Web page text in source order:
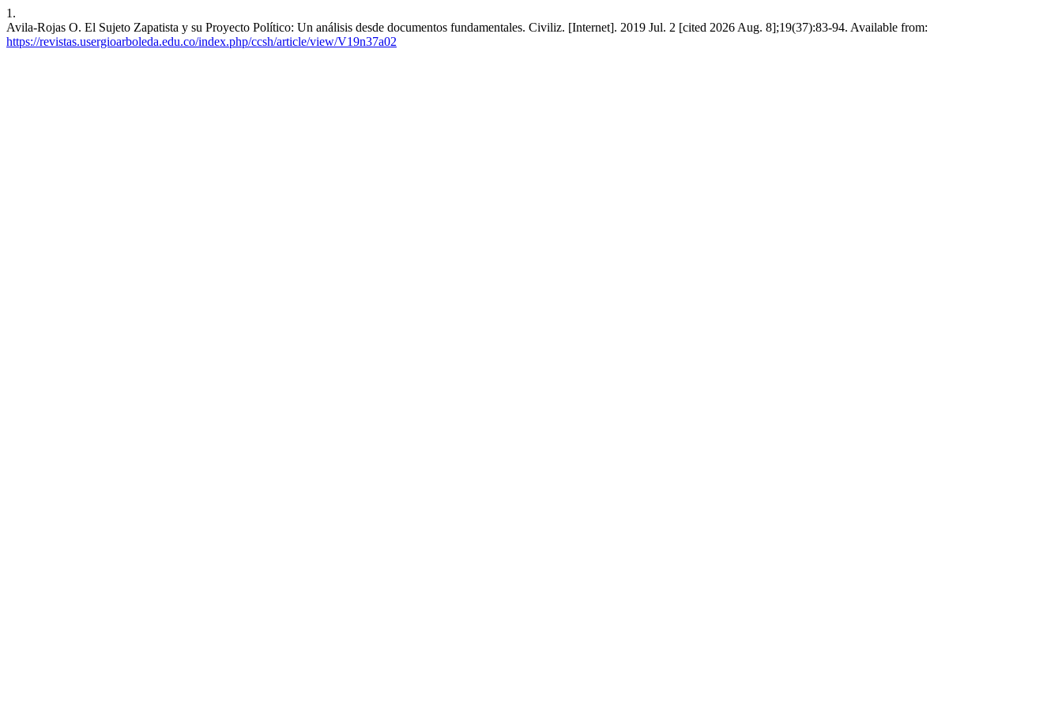
1.
Avila-Rojas O. El Sujeto Zapatista y su Proyecto Político: Un análisis desde documentos fundamentales. Civiliz. [Internet]. 2019 Jul. 2 [cited 2026 Aug. 8];19(37):83-94. Available from:
https://revistas.usergioarboleda.edu.co/index.php/ccsh/article/view/V19n37a02